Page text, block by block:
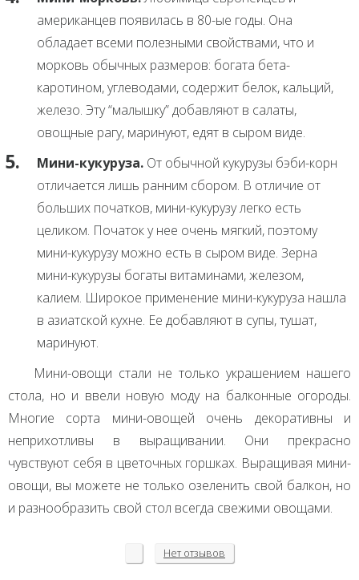
американцев появилась в 80-ые годы. Она
обладает всеми полезными свойствами, что и
морковь обычных размеров: богата бета-
каротином, углеводами, содержит белок, кальций,
железо. Эту “малышку” добавляют в салаты,
овощные рагу, маринуют, едят в сыром виде.
Мини-кукуруза. От обычной кукурузы бэби-корн
отличается лишь ранним сбором. В отличие от
больших початков, мини-кукурузу легко есть
целиком. Початок у нее очень мягкий, поэтому
мини-кукурузу можно есть в сыром виде. Зерна
мини-кукурузы богаты витаминами, железом,
калием. Широкое применение мини-кукуруза нашла
в азиатской кухне. Ее добавляют в супы, тушат,
маринуют.
Мини-овощи стали не только украшением нашего
стола, но и ввели новую моду на балконные огороды.
Многие сорта мини-овощей очень декоративны и
неприхотливы в выращивании. Они прекрасно
чувствуют себя в цветочных горшках. Выращивая мини-
овощи, вы можете не только озеленить свой балкон, но
и разнообразить свой стол всегда свежими овощами.
Нет отзывов